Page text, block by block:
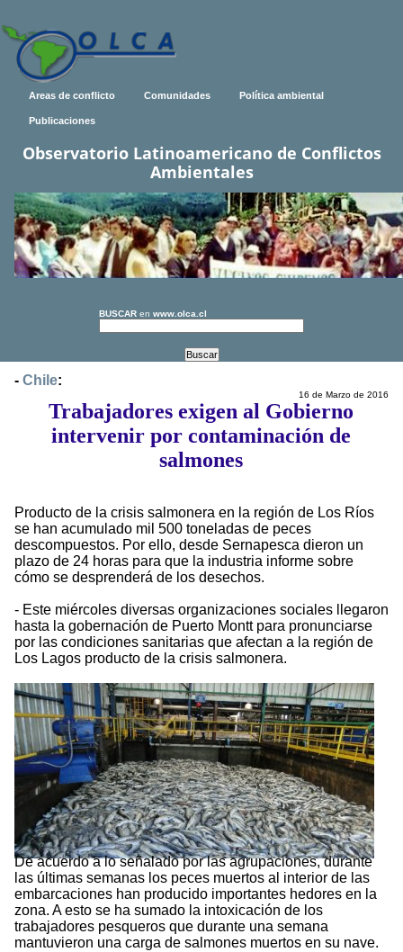
Areas de conflicto Comunidades Política ambiental
Publicaciones
Observatorio Latinoamericano de Conflictos
Ambientales
BUSCAR en www.olca.cl
- Chile:
16 de Marzo de 2016
Trabajadores exigen al Gobierno
intervenir por contaminación de
salmones
Producto de la crisis salmonera en la región de Los Ríos
se han acumulado mil 500 toneladas de peces
descompuestos. Por ello, desde Sernapesca dieron un
plazo de 24 horas para que la industria informe sobre
cómo se desprenderá de los desechos.
- Este miércoles diversas organizaciones sociales llegaron
hasta la gobernación de Puerto Montt para pronunciarse
por las condiciones sanitarias que afectan a la región de
Los Lagos producto de la crisis salmonera.
De acuerdo a lo señalado por las agrupaciones, durante
las últimas semanas los peces muertos al interior de las
embarcaciones han producido importantes hedores en la
zona. A esto se ha sumado la intoxicación de los
trabajadores pesqueros que durante una semana
mantuvieron una carga de salmones muertos en su nave.